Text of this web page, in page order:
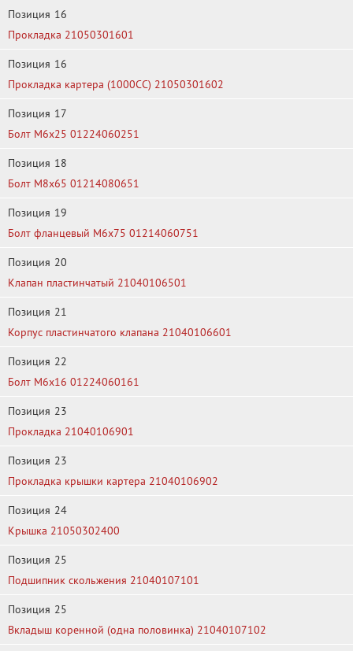
Позиция 16
Прокладка 21050301601
Позиция 16
Прокладка картера (1000CC) 21050301602
Позиция 17
Болт М6х25 01224060251
Позиция 18
Болт М8х65 01214080651
Позиция 19
Болт фланцевый М6х75 01214060751
Позиция 20
Клапан пластинчатый 21040106501
Позиция 21
Корпус пластинчатого клапана 21040106601
Позиция 22
Болт М6х16 01224060161
Позиция 23
Прокладка 21040106901
Позиция 23
Прокладка крышки картера 21040106902
Позиция 24
Крышка 21050302400
Позиция 25
Подшипник скольжения 21040107101
Позиция 25
Вкладыш коренной (одна половинка) 21040107102